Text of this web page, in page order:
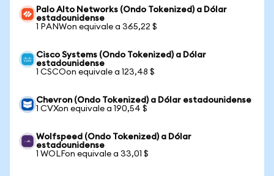
Palo Alto Networks (Ondo Tokenized) a Dólar
estadounidense
1 PANWon equivale a 365,22 $
Cisco Systems (Ondo Tokenized) a Dólar
estadounidense
1 CSCOon equivale a 123,48 $
Chevron (Ondo Tokenized) a Dólar estadounidense
1 CVXon equivale a 190,54 $
Wolfspeed (Ondo Tokenized) a Dólar
estadounidense
1 WOLFon equivale a 33,01 $